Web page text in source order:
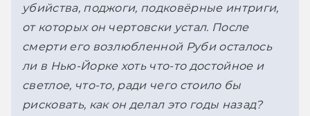
убийства, поджоги, подковёрные интриги,
от которых он чертовски устал. После
смерти его возлюбленной Руби осталось
ли в Нью-Йорке хоть что-то достойное и
светлое, что-то, ради чего стоило бы
рисковать, как он делал это годы назад?